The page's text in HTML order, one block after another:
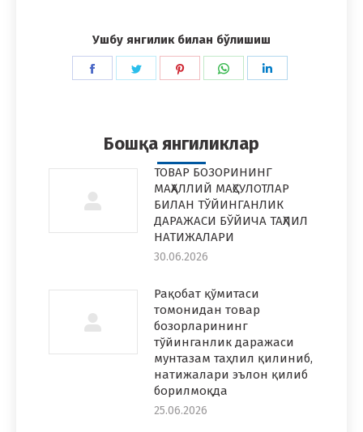
Ушбу янгилик билан бўлишиш
Share
Share
Share
Share
Бошқа янгиликлар
ТОВАР БОЗОРИНИНГ
МАҲАЛЛИЙ МАҲСУЛОТЛАР
БИЛАН ТЎЙИНГАНЛИК
ДАРАЖАСИ БЎЙИЧА ТАҲЛИЛ
НАТИЖАЛАРИ
30.06.2026
Рақобат қўмитаси
томонидан товар
бозорларининг
тўйинганлик даражаси
мунтазам таҳлил қилиниб,
натижалари эълон қилиб
борилмоқда
25.06.2026